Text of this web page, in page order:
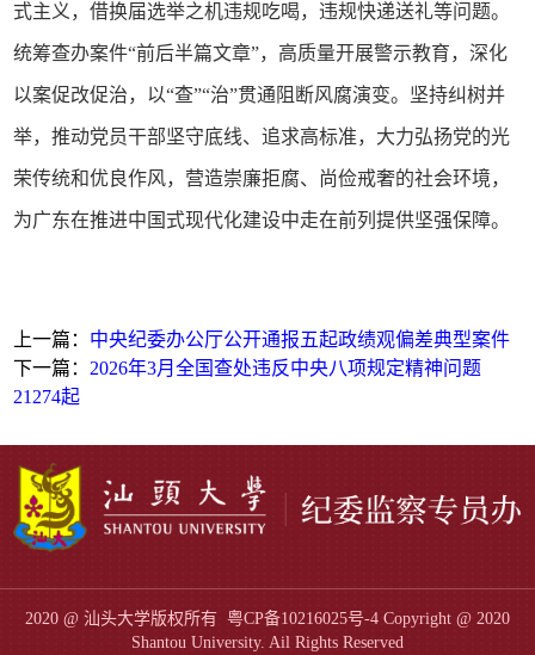
式主义，借换届选举之机违规吃喝，违规快递送礼等问题。
统筹查办案件“前后半篇文章”，高质量开展警示教育，深化
以案促改促治，以“查”“治”贯通阻断风腐演变。坚持纠树并
举，推动党员干部坚守底线、追求高标准，大力弘扬党的光
荣传统和优良作风，营造崇廉拒腐、尚俭戒奢的社会环境，
为广东在推进中国式现代化建设中走在前列提供坚强保障。
上一篇： 中央纪委办公厅公开通报五起政绩观偏差典型案件
下一篇： 2026年3月全国查处违反中央八项规定精神问题
21274起
2020 @ 汕头大学版权所有 粤CP备10216025号-4 Copyright @ 2020
Shantou University. Ail Rights Reserved